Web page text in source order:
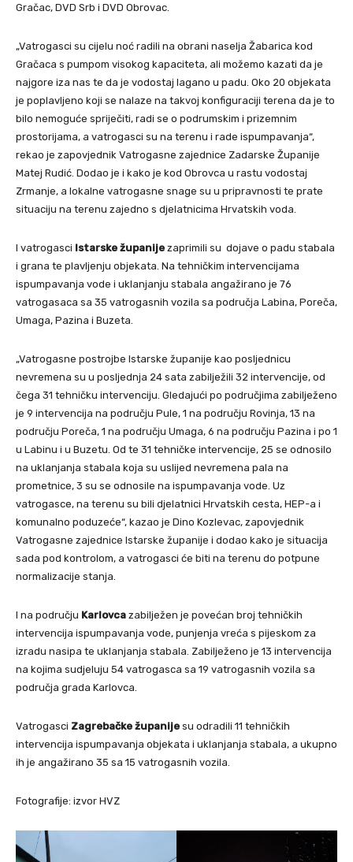
Gračac, DVD Srb i DVD Obrovac.
„Vatrogasci su cijelu noć radili na obrani naselja Žabarica kod
Gračaca s pumpom visokog kapaciteta, ali možemo kazati da je
najgore iza nas te da je vodostaj lagano u padu. Oko 20 objekata
je poplavljeno koji se nalaze na takvoj konfiguraciji terena da je to
bilo nemoguće spriječiti, radi se o podrumskim i prizemnim
prostorijama, a vatrogasci su na terenu i rade ispumpavanja“,
rekao je zapovjednik Vatrogasne zajednice Zadarske Županije
Matej Rudić. Dodao je i kako je kod Obrovca u rastu vodostaj
Zrmanje, a lokalne vatrogasne snage su u pripravnosti te prate
situaciju na terenu zajedno s djelatnicima Hrvatskih voda.
I vatrogasci Istarske županije zaprimili su dojave o padu stabala
i grana te plavljenju objekata. Na tehničkim intervencijama
ispumpavanja vode i uklanjanju stabala angažirano je 76
vatrogasaca sa 35 vatrogasnih vozila sa područja Labina, Poreča,
Umaga, Pazina i Buzeta.
„Vatrogasne postrojbe Istarske županije kao posljednicu
nevremena su u posljednja 24 sata zabilježili 32 intervencije, od
čega 31 tehničku intervenciju. Gledajući po područjima zabilježeno
je 9 intervencija na području Pule, 1 na području Rovinja, 13 na
području Poreča, 1 na području Umaga, 6 na području Pazina i po 1
u Labinu i u Buzetu. Od te 31 tehničke intervencije, 25 se odnosilo
na uklanjanja stabala koja su uslijed nevremena pala na
prometnice, 3 su se odnosile na ispumpavanja vode. Uz
vatrogasce, na terenu su bili djelatnici Hrvatskih cesta, HEP-a i
komunalno poduzeće“, kazao je Dino Kozlevac, zapovjednik
Vatrogasne zajednice Istarske županije i dodao kako je situacija
sada pod kontrolom, a vatrogasci će biti na terenu do potpune
normalizacije stanja.
I na području Karlovca zabilježen je povećan broj tehničkih
intervencija ispumpavanja vode, punjenja vreća s pijeskom za
izradu nasipa te uklanjanja stabala. Zabilježeno je 13 intervencija
na kojima sudjeluju 54 vatrogasca sa 19 vatrogasnih vozila sa
područja grada Karlovca.
Vatrogasci Zagrebačke županije su odradili 11 tehničkih
intervencija ispumpavanja objekata i uklanjanja stabala, a ukupno
ih je angažirano 35 sa 15 vatrogasnih vozila.
Fotografije: izvor HVZ